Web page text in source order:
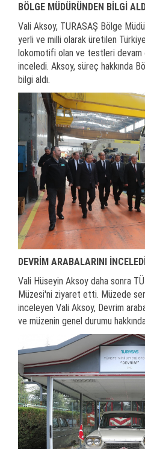
BÖLGE MÜDÜRÜNDEN BİLGİ
Vali Aksoy, TURASAŞ Bölge
yerli ve milli olarak üretilen
lokomotifi olan ve testleri devam
inceledi. Aksoy, süreç hakkında
bilgi aldı.
DEVRİM ARABALARINI
Vali Hüseyin Aksoy daha sonra
Müzesi'ni ziyaret etti. Müzede
inceleyen Vali Aksoy, Devrim
ve müzenin genel durumu